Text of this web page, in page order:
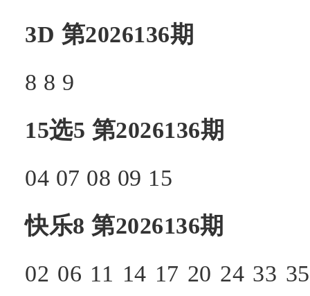
3D 第2026136期
8 8 9
15选5 第2026136期
04 07 08 09 15
快乐8 第2026136期
02 06 11 14 17 20 24 33